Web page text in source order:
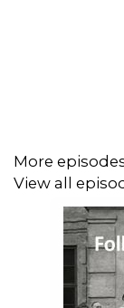
More
View all